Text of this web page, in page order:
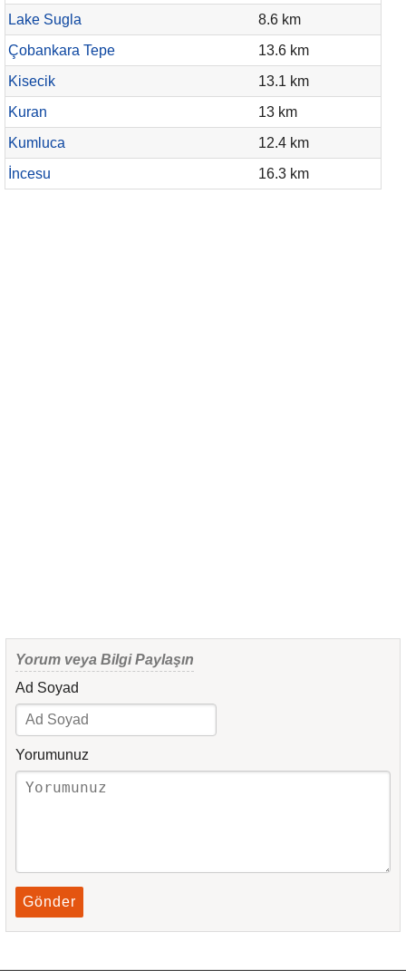
Lake Sugla
8.6 km
Çobankara Tepe
13.6 km
Kisecik
13.1 km
Kuran
13 km
Kumluca
12.4 km
İncesu
16.3 km
Yorum veya Bilgi Paylaşın
Ad Soyad
Yorumunuz
Gönder